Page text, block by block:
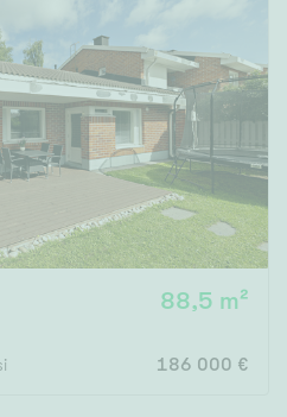
88,5 m²
186 000 €